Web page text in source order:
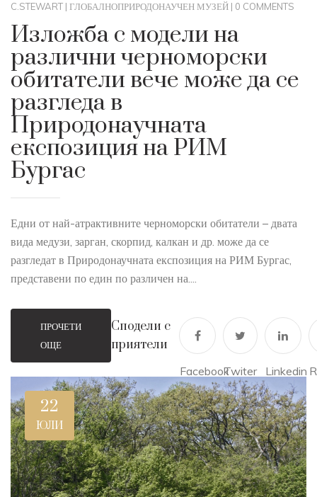
C.STEWART | ГЛОБАЛНОПРИРОДОНАУЧЕН МУЗЕЙ | 0 COMMENTS
Изложба с модели на
различни черноморски
обитатели вече може да се
разгледа в
Природонаучната
експозиция на РИМ
Бургас
Едни от най-атрактивните черноморски обитатели – двата
вида медузи, зарган, скорпид, калкан и др. може да се
разгледат в Природонаучната експозиция на РИМ Бургас,
представени по един по различен на....
ПРОЧЕТИ
ОЩЕ
Сподели с
приятели
FacebookTwiter Linkedin
22
ЮЛИ